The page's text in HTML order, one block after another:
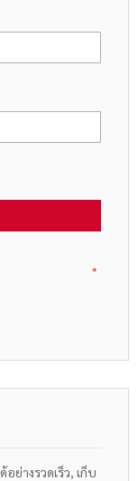
ย่างรวดเร็ว, เก็บ